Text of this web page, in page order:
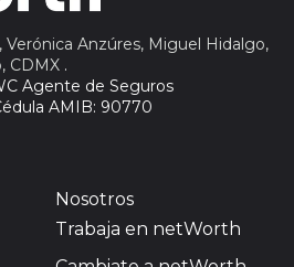
Verónica Anzúres, Miguel Hidalgo,
CDMX .
Agente de Seguros
AMIB: 90770
Nosotros
Trabaja en netWorth